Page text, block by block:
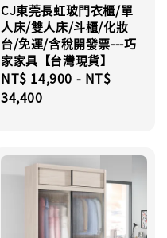
CJ東莞長虹玻門衣櫃/單
人床/雙人床/斗櫃/化妝
台/免運/含稅開發票---巧
家家具【台灣現貨】
Regular
price
NT$ 14,900 - NT$
34,400